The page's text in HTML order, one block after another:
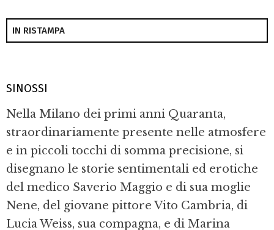
IN RISTAMPA
SINOSSI
Nella Milano dei primi anni Quaranta,
straordinariamente presente nelle atmosfere
e in piccoli tocchi di somma precisione, si
disegnano le storie sentimentali ed erotiche
del medico Saverio Maggio e di sua moglie
Nene, del giovane pittore Vito Cambria, di
Lucia Weiss, sua compagna, e di Marina